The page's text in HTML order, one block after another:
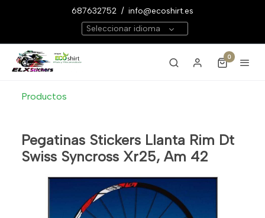
687632752 / info@ecoshirt.es
Seleccionar idioma
0
Productos
Pegatinas Stickers Llanta Rim Dt
Swiss Syncross Xr25, Am 42